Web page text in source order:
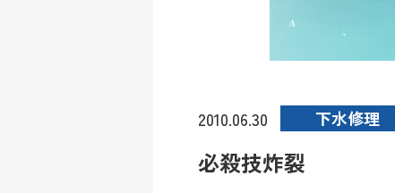
2010.06.30 下水修理
必殺技炸裂